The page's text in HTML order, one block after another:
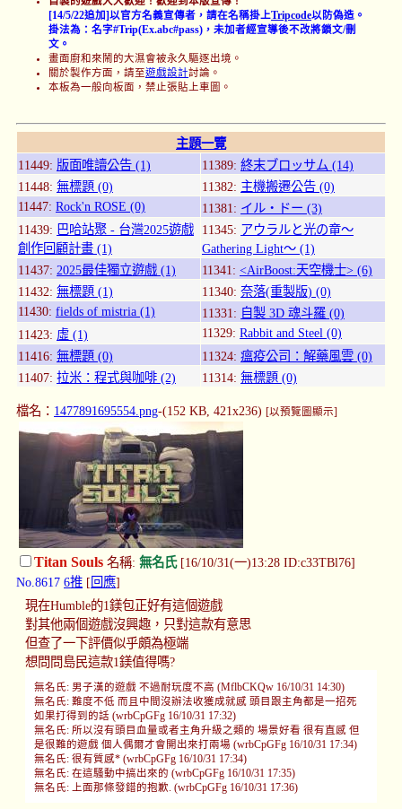
[14/5/22追加]以官方名義宣傳者，請在名稱掛上Tripcode以防偽造。
掛法為：名字#Trip(Ex.abc#pass)，未加者經宣導後不改將鎖文/刪
文。
畫面廚和來鬧的大濕會被永久驅逐出境。
關於製作方面，請至遊戲設計討論。
本板為一般向板面，禁止張貼上車圖。
主題一覽
11449: 版面唯讀公告 (1) 11389: 終末ブロッサム (14)
11448: 無標題 (0) 11382: 主機搬遷公告 (0)
11447: Rock'n ROSE (0) 11381: イル・ドー (3)
11439: 巴哈站聚 - 台灣2025遊戲
創作回顧計畫 (1)
11345: アウラルと光の竜～
Gathering Light～ (1)
11437: 2025最佳獨立遊戲 (1) 11341: <AirBoost:天空機士> (6)
11432: 無標題 (1) 11340: 奈落(重製版) (0)
11430: fields of mistria (1) 11331: 自製 3D 魂斗羅 (0)
11423: 虛 (1) 11329: Rabbit and Steel (0)
11416: 無標題 (0) 11324: 瘟疫公司：解藥風雲 (0)
11407: 拉米：程式與咖啡 (2) 11314: 無標題 (0)
檔名： 1477891695554.png-(152 KB, 421x236) [以預覽圖顯示]
Titan Souls 名稱: 無名氏[16/10/31(一)13:28 ID:c33TBl76]
No.8617 6推 [ 回應]
現在Humble的1鎂包正好有這個遊戲
對其他兩個遊戲沒興趣，只對這款有意思
但查了一下評價似乎頗為極端
想問問島民這款1鎂值得嗎?
無名氏: 男子漢的遊戲 不過耐玩度不高 (MflbCKQw 16/10/31 14:30)
無名氏: 難度不低 而且中間沒辦法收獲成就感 頭目跟主角都是一招死
如果打得到的話 (wrbCpGFg 16/10/31 17:32)
無名氏: 所以沒有頭目血量或者主角升級之類的 場景好看 很有直感 但
是很難的遊戲 個人偶爾才會開出來打兩場 (wrbCpGFg 16/10/31 17:34)
無名氏: 很有質感* (wrbCpGFg 16/10/31 17:34)
無名氏: 在這騷動中搞出來的 (wrbCpGFg 16/10/31 17:35)
無名氏: 上面那條發錯的抱歉. (wrbCpGFg 16/10/31 17:36)